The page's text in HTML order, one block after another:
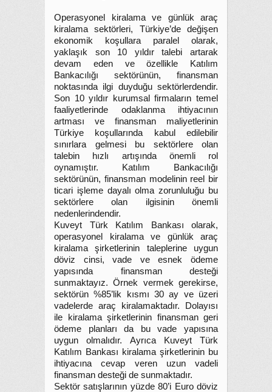
Operasyonel kiralama ve günlük araç
kiralama sektörleri, Türkiye’de değişen
ekonomik koşullara paralel olarak,
yaklaşık son 10 yıldır talebi artarak
devam eden ve özellikle Katılım
Bankacılığı sektörünün, finansman
noktasında ilgi duyduğu sektörlerdendir.
Son 10 yıldır kurumsal firmaların temel
faaliyetlerinde odaklanma ihtiyacının
artması ve finansman maliyetlerinin
Türkiye koşullarında kabul edilebilir
sınırlara gelmesi bu sektörlere olan
talebin hızlı artışında önemli rol
oynamıştır. Katılım Bankacılığı
sektörünün, finansman modelinin reel bir
ticari işleme dayalı olma zorunluluğu bu
sektörlere olan ilgisinin önemli
nedenlerindendir.
Kuveyt Türk Katılım Bankası olarak,
operasyonel kiralama ve günlük araç
kiralama şirketlerinin taleplerine uygun
döviz cinsi, vade ve esnek ödeme
yapısında finansman desteği
sunmaktayız. Örnek vermek gerekirse,
sektörün %85’lik kısmı 30 ay ve üzeri
vadelerde araç kiralamaktadır. Dolayısı
ile kiralama şirketlerinin finansman geri
ödeme planları da bu vade yapısına
uygun olmalıdır. Ayrıca Kuveyt Türk
Katılım Bankası kiralama şirketlerinin bu
ihtiyacına cevap veren uzun vadeli
finansman desteği de sunmaktadır.
Sektör satışlarının yüzde 80’i Euro döviz